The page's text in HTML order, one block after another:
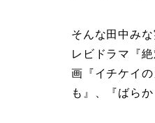
そんな田中み
レビドラマ『
画『イチケイ
も』、『ばら